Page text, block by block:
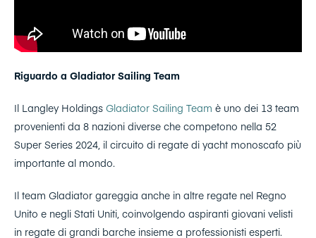
Riguardo a Gladiator Sailing Team
Il Langley Holdings Gladiator Sailing Team è uno dei 13 team
provenienti da 8 nazioni diverse che competono nella 52
Super Series 2024, il circuito di regate di yacht monoscafo più
importante al mondo.
Il team Gladiator gareggia anche in altre regate nel Regno
Unito e negli Stati Uniti, coinvolgendo aspiranti giovani velisti
in regate di grandi barche insieme a professionisti esperti.